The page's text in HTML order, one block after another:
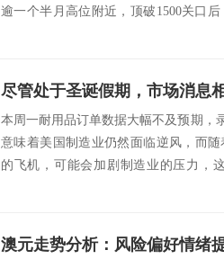
逾一个半月高位附近，顶破1500关口
本周一耐用品订单数据大幅不及预期，
意味着美国制造业仍然面临逆风，而
的飞机，可能会加剧制造业的压力，